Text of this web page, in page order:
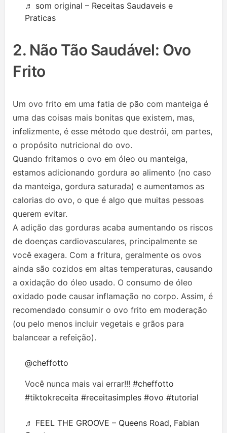
♬ som original – Receitas Saudaveis e
Praticas
2. Não Tão Saudável: Ovo
Frito
Um ovo frito em uma fatia de pão com manteiga é
uma das coisas mais bonitas que existem, mas,
infelizmente, é esse método que destrói, em partes,
o propósito nutricional do ovo.
Quando fritamos o ovo em óleo ou manteiga,
estamos adicionando gordura ao alimento (no caso
da manteiga, gordura saturada) e aumentamos as
calorias do ovo, o que é algo que muitas pessoas
querem evitar.
A adição das gorduras acaba aumentando os riscos
de doenças cardiovasculares, principalmente se
você exagera. Com a fritura, geralmente os ovos
ainda são cozidos em altas temperaturas, causando
a oxidação do óleo usado. O consumo de óleo
oxidado pode causar inflamação no corpo. Assim, é
recomendado consumir o ovo frito em moderação
(ou pelo menos incluir vegetais e grãos para
balancear a refeição).
@cheffotto
Você nunca mais vai errar!!! #cheffotto
#tiktokreceita #receitasimples #ovo #tutorial
♬ FEEL THE GROOVE – Queens Road, Fabian